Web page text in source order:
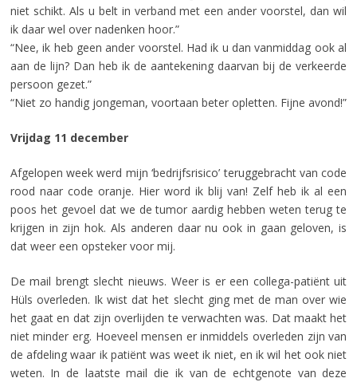
niet schikt. Als u belt in verband met een ander voorstel, dan wil
ik daar wel over nadenken hoor.”
“Nee, ik heb geen ander voorstel. Had ik u dan vanmiddag ook al
aan de lijn? Dan heb ik de aantekening daarvan bij de verkeerde
persoon gezet.”
“Niet zo handig jongeman, voortaan beter opletten. Fijne avond!”
Vrijdag 11 december
Afgelopen week werd mijn ‘bedrijfsrisico’ teruggebracht van code
rood naar code oranje. Hier word ik blij van! Zelf heb ik al een
poos het gevoel dat we de tumor aardig hebben weten terug te
krijgen in zijn hok. Als anderen daar nu ook in gaan geloven, is
dat weer een opsteker voor mij.
De mail brengt slecht nieuws. Weer is er een collega-patiënt uit
Hüls overleden. Ik wist dat het slecht ging met de man over wie
het gaat en dat zijn overlijden te verwachten was. Dat maakt het
niet minder erg. Hoeveel mensen er inmiddels overleden zijn van
de afdeling waar ik patiënt was weet ik niet, en ik wil het ook niet
weten. In de laatste mail die ik van de echtgenote van deze